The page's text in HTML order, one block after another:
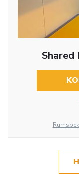
Shared